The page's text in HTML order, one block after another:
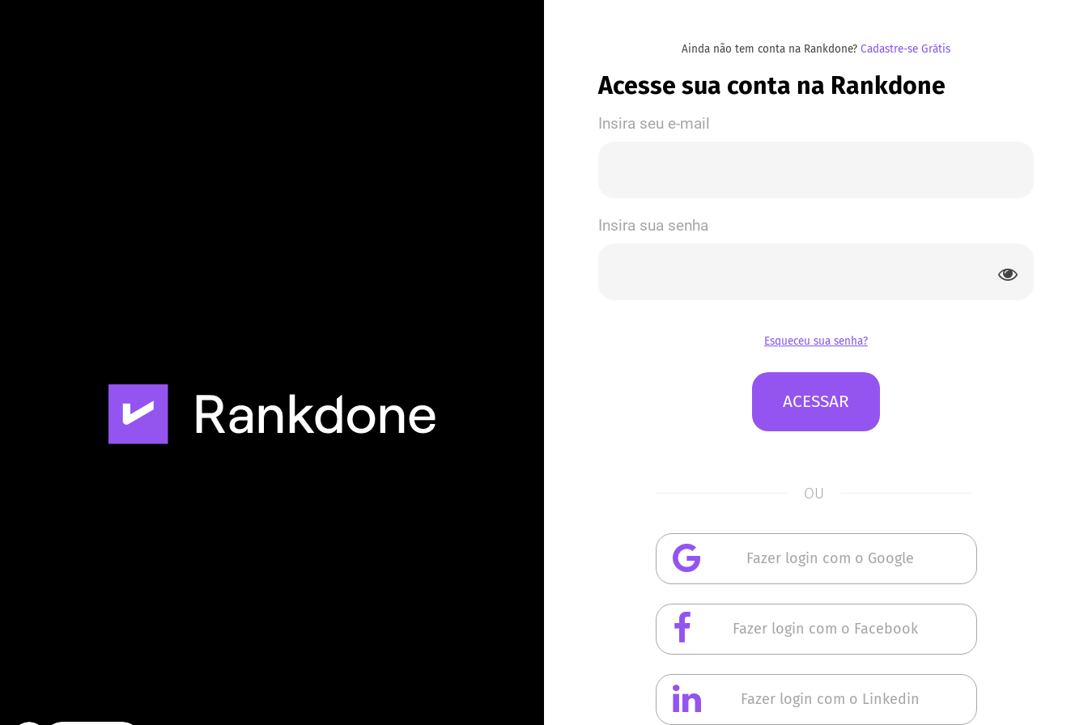
Ainda não tem conta na Rankdone? Cadastre-se Grátis
Acesse sua conta na Rankdone
Insira seu e-mail
Insira sua senha
Esqueceu sua senha?
ACESSAR
OU
Fazer login com o Google
Fazer login com o Facebook
Fazer login com o Linkedin